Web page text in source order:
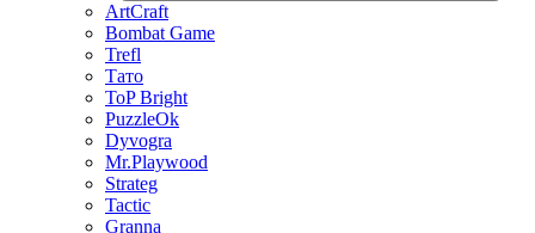
ArtCraft
Bombat Game
Trefl
Тато
ToP Bright
PuzzleOk
Dyvogra
Mr.Playwood
Strateg
Tactic
Granna